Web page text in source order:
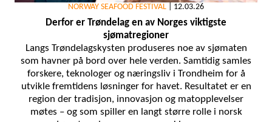
NORWAY SEAFOOD FESTIVAL 12.03.26
Derfor er Trøndelag en av Norges viktigste
sjømatregioner
Langs Trøndelagskysten produseres noe av sjømaten
som havner på bord over hele verden. Samtidig samles
forskere, teknologer og næringsliv i Trondheim for å
utvikle fremtidens løsninger for havet. Resultatet er en
region der tradisjon, innovasjon og matopplevelser
møtes – og som spiller en langt større rolle i norsk